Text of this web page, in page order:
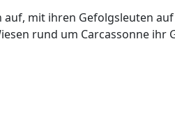
auf, mit ihren Gefolgsleuten
rund um Carcassonne ihr